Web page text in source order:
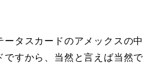
ータスカードのアメックスの中
ですから、当然と言えば当然で